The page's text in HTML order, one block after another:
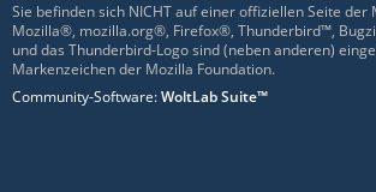
Sie befinden sich NICHT auf einer offiziellen Seite der
Mozilla®, mozilla.org®, Firefox®, Thunderbird™,
und das Thunderbird-Logo sind (neben anderen)
Markenzeichen der Mozilla Foundation.
Community-Software:WoltLab Suite™